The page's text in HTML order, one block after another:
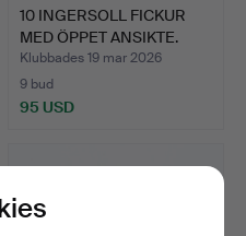
10 INGERSOLL FICKUR
MED ÖPPET ANSIKTE.
Klubbades 19 mar 2026
9 bud
95 USD